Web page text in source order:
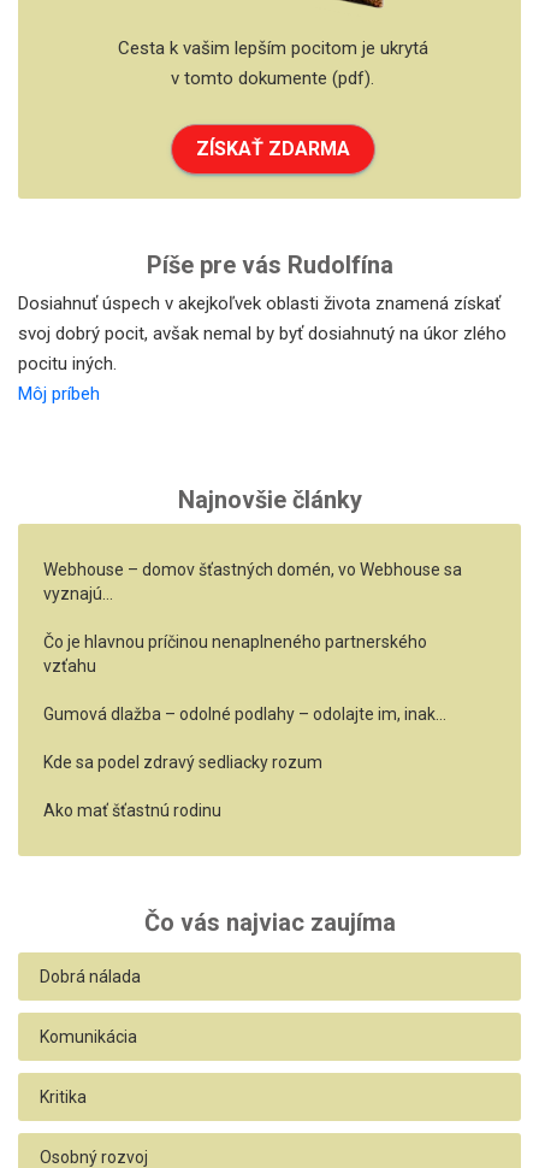
Cesta k vašim lepším pocitom je ukrytá
v tomto dokumente (pdf).
ZÍSKAŤ ZDARMA
Píše pre vás Rudolfína
Dosiahnuť úspech v akejkoľvek oblasti života znamená získať
svoj dobrý pocit, avšak nemal by byť dosiahnutý na úkor zlého
pocitu iných.
Môj príbeh
Najnovšie články
Webhouse – domov šťastných domén, vo Webhouse sa
vyznajú…
Čo je hlavnou príčinou nenaplneného partnerského
vzťahu
Gumová dlažba – odolné podlahy – odolajte im, inak…
Kde sa podel zdravý sedliacky rozum
Ako mať šťastnú rodinu
Čo vás najviac zaujíma
Dobrá nálada
Komunikácia
Kritika
Osobný rozvoj